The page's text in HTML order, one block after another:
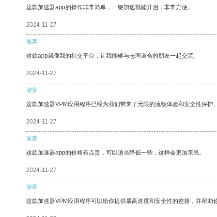
这款加速器app的操作非常简单，一键加速就能开启，非常方便。
2024-11-27
游客
这款app就像我的社交平台，让我能够与志同道合的朋友一起交流。
2024-11-27
游客
这款加速器VPM应用程序已经为我们带来了无限的流畅体验和安全性保护。
2024-11-27
游客
这款加速器app的价格有点贵，可以适当降低一些，这样会更加亲民。
2024-11-27
游客
这款加速器VPM应用程序可以给你提供最高速度和安全性的连接，并帮助